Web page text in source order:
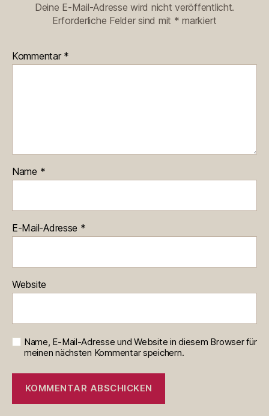
Deine E-Mail-Adresse wird nicht veröffentlicht.
Erforderliche Felder sind mit * markiert
Kommentar *
Name *
E-Mail-Adresse *
Website
Name, E-Mail-Adresse und Website in diesem Browser für
meinen nächsten Kommentar speichern.